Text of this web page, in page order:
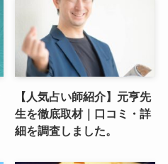
【人気占い師紹介】元亨先
生を徹底取材｜口コミ・詳
細を調査しました。